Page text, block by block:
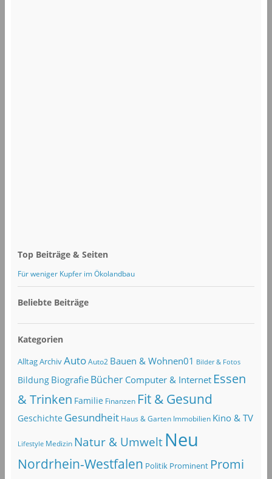
Top Beiträge & Seiten
Für weniger Kupfer im Ökolandbau
Beliebte Beiträge
Kategorien
AlltagArchivAuto Auto2 Bauen & Wohnen01 Bilder & Fotos
Bildung Biografie Bücher Computer & Internet Essen
& Trinken Familie Finanzen Fit & Gesund
Geschichte Gesundheit Haus & Garten Immobilien Kino & TV
Lifestyle Medizin Natur & Umwelt Neu
Nordrhein-Westfalen Politik Prominent Promi